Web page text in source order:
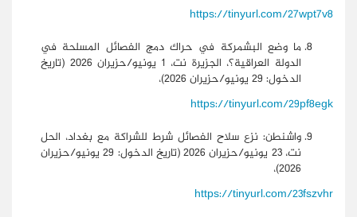
https://tinyurl.com/27wpt7v8
ما وضع البشمركة في حراك دمج الفصائل المسلحة في
الدولة العراقية؟، الجزيرة نت، 1 يونيو/حزيران 2026 (تاريخ
الدخول: 29 يونيو/حزيران 2026)،
https://tinyurl.com/29pf8egk
واشنطن: نزع سلاح الفصائل شرط للشراكة مع بغداد، الحل
نت، 23 يونيو/حزيران 2026 (تاريخ الدخول: 29 يونيو/حزيران
2026)،
https://tinyurl.com/23fszvhr